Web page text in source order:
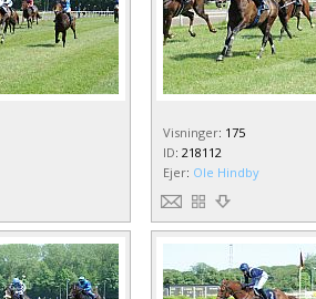
Visninger: 175
ID: 218112
Ejer: Ole Hindby